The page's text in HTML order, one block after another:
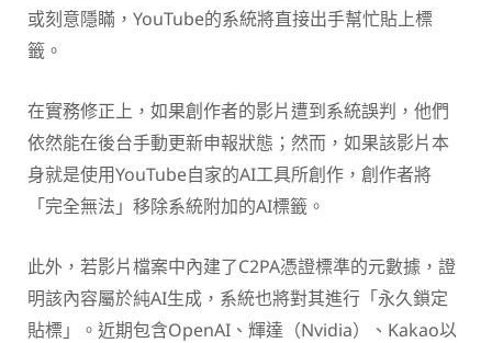
或刻意隱瞞，YouTube的系統將直接出手幫忙貼上標
籤。
在實務修正上，如果創作者的影片遭到系統誤判，他們
依然能在後台手動更新申報狀態；然而，如果該影片本
身就是使用YouTube自家的AI工具所創作，創作者將
「完全無法」移除系統附加的AI標籤。
此外，若影片檔案中內建了C2PA憑證標準的元數據，證
明該內容屬於純AI生成，系統也將對其進行「永久鎖定
貼標」。近期包含OpenAI、輝達（Nvidia）、Kakao以